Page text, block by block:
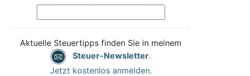
Aktuelle Steuertipps finden Sie in meinem
Steuer-Newsletter.
Jetzt kostenlos anmelden.